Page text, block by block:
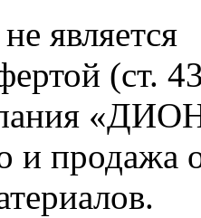
является
(ст.
и продажа